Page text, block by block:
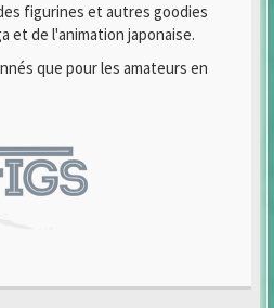
figurines et autres goodies
et de l'animation japonaise.
que pour les amateurs en